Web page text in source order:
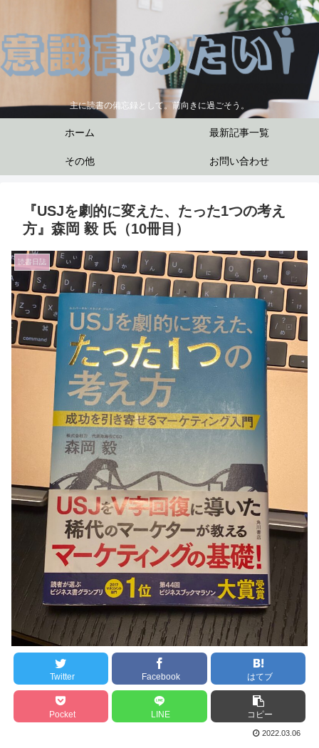
主に読書の備忘録として。前向きに過ごそう。
ホーム 最新記事一覧
その他 お問い合わせ
『USJを劇的に変えた、たった1つの考え
方』森岡 毅 氏（10冊目）
読書日誌
Twitter Facebook はてブ
Pocket LINE コピー
2022.03.06